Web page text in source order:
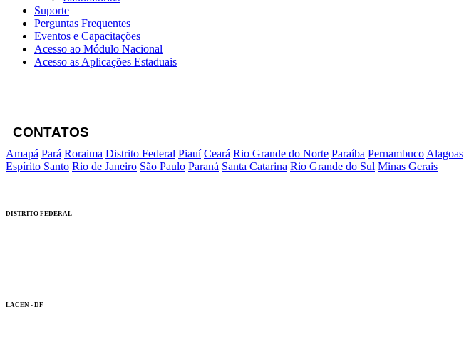
Suporte
Perguntas Frequentes
Eventos e Capacitações
Acesso ao Módulo Nacional
Acesso as Aplicações Estaduais
CONTATOS
Amapá Pará Roraima Distrito Federal Piauí Ceará Rio Grande do Norte Paraíba Pernambuco Alagoas
Espírito Santo Rio de Janeiro São Paulo Paraná Santa Catarina Rio Grande do Sul Minas Gerais
DISTRITO FEDERAL
LACEN - DF